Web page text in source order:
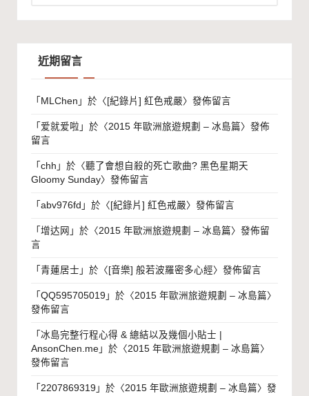
近期留言
「 MLChen 」於〈 [紀錄片] 紅色戒嚴〉發佈留言
「 爱就爱啦 」於〈2015 年歐洲旅遊規劃 – 冰島篇〉發佈
留言
「 chh 」於〈聽了會想自殺的死亡歌曲? 黑色星期天
Gloomy Sunday〉發佈留言
「 abv976fd 」於〈 [紀錄片] 紅色戒嚴〉發佈留言
「 增达网 」於〈2015 年歐洲旅遊規劃 – 冰島篇〉發佈留
言
「 青蓮居士 」於〈 [音樂] 般若波羅密多心經〉發佈留言
「 QQ595705019 」於〈2015 年歐洲旅遊規劃 – 冰島篇〉
發佈留言
「 冰島完整行程心得 & 總結以及幾個小貼士 |
AnsonChen.me 」於〈2015 年歐洲旅遊規劃 – 冰島篇〉
發佈留言
「 2207869319 」於〈2015 年歐洲旅遊規劃 – 冰島篇〉發